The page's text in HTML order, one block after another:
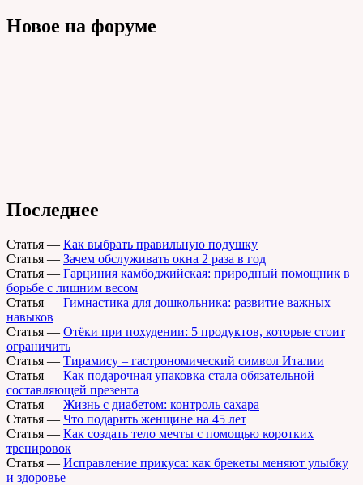
Новое на форуме
Последнее
Статья — Как выбрать правильную подушку
Статья — Зачем обслуживать окна 2 раза в год
Статья — Гарциния камбоджийская: природный помощник в
борьбе с лишним весом
Статья — Гимнастика для дошкольника: развитие важных
навыков
Статья — Отёки при похудении: 5 продуктов, которые стоит
ограничить
Статья — Тирамису – гастрономический символ Италии
Статья — Как подарочная упаковка стала обязательной
составляющей презента
Статья — Жизнь с диабетом: контроль сахара
Статья — Что подарить женщине на 45 лет
Статья — Как создать тело мечты с помощью коротких
тренировок
Статья — Исправление прикуса: как брекеты меняют улыбку
и здоровье